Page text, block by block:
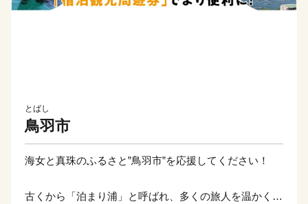
とばし
鳥羽市
海女と真珠のふるさと”鳥羽市”を応援してください！
古くから「泊まり浦」と呼ばれ、多くの旅人を温かく迎